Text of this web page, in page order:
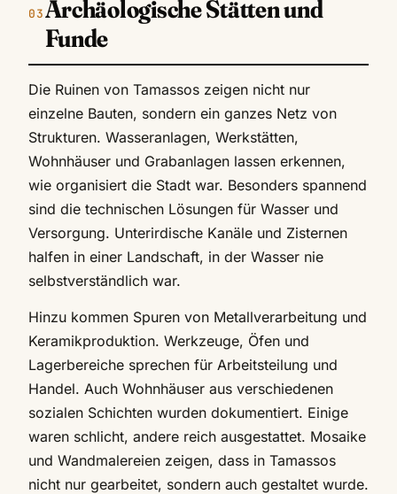
Archäologische Stätten und
Funde
Die Ruinen von Tamassos zeigen nicht nur
einzelne Bauten, sondern ein ganzes Netz von
Strukturen. Wasseranlagen, Werkstätten,
Wohnhäuser und Grabanlagen lassen erkennen,
wie organisiert die Stadt war. Besonders spannend
sind die technischen Lösungen für Wasser und
Versorgung. Unterirdische Kanäle und Zisternen
halfen in einer Landschaft, in der Wasser nie
selbstverständlich war.
Hinzu kommen Spuren von Metallverarbeitung und
Keramikproduktion. Werkzeuge, Öfen und
Lagerbereiche sprechen für Arbeitsteilung und
Handel. Auch Wohnhäuser aus verschiedenen
sozialen Schichten wurden dokumentiert. Einige
waren schlicht, andere reich ausgestattet. Mosaike
und Wandmalereien zeigen, dass in Tamassos
nicht nur gearbeitet, sondern auch gestaltet wurde.